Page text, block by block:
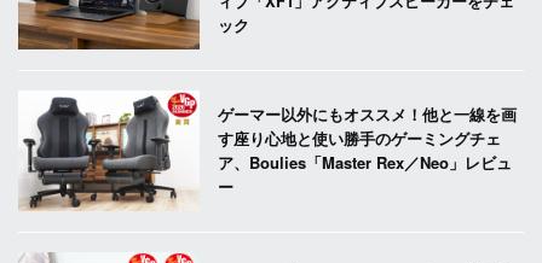
ック
ゲーマー以外にもオススメ！他と一線を画
す座り心地と使い勝手のゲーミングチェ
ア、Boulies「Master Rex／Neo」レビュ
ー